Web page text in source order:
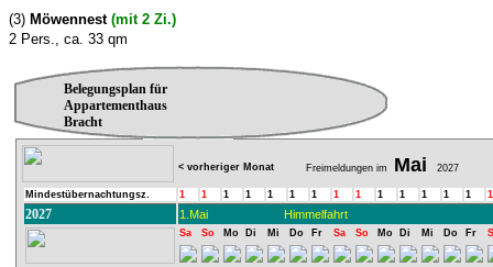
(3) Möwennest (mit 2 Zi.)
2 Pers., ca. 33 qm
Belegungsplan für
Appartementhaus
Bracht
< vorheriger Monat Freimeldungen im Mai 2027
Mindestübernachtungsz. 1 1 1 1 1 1 1 1 1 1 1 1 1 1 1
2027 1.Mai Himmelfahrt
Sa So Mo Di Mi Do Fr Sa So Mo Di Mi Do Fr